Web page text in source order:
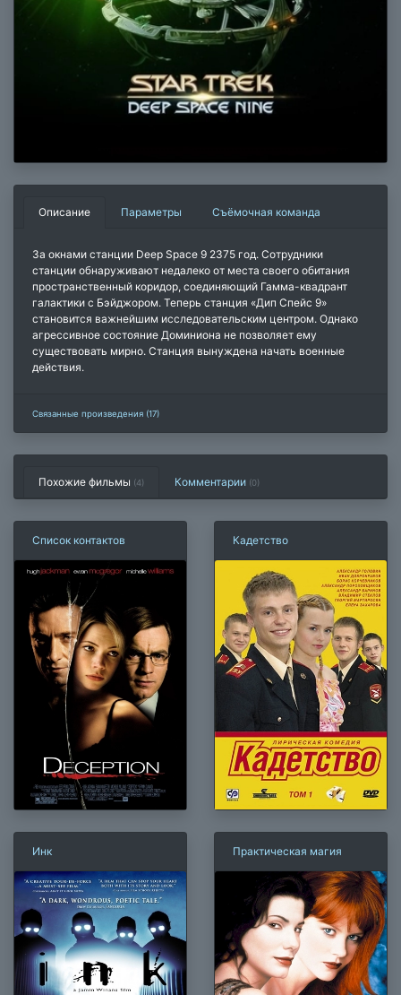
Описание Параметры Съёмочная команда
За окнами станции Deep Space 9 2375 год. Сотрудники
станции обнаруживают недалеко от места своего обитания
пространственный коридор, соединяющий Гамма-квадрант
галактики с Бэйджором. Теперь станция «Дип Спейс 9»
становится важнейшим исследовательским центром. Однако
агрессивное состояние Доминиона не позволяет ему
существовать мирно. Станция вынуждена начать военные
действия.
Связанные произведения (17)
Похожие фильмы (4) Комментарии (0)
Список контактов Кадетство
Инк Практическая магия